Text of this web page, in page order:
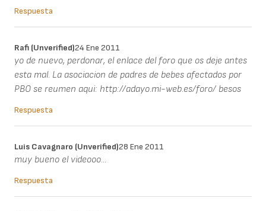
Respuesta
Rafi (unverified)24 Ene 2011
yo de nuevo, perdonar, el enlace del foro que os deje antes
esta mal. La asociacion de padres de bebes afectados por
PBO se reumen aqui: http://adayo.mi-web.es/foro/ besos
Respuesta
Luis Cavagnaro (unverified)28 Ene 2011
muy bueno el videooo...
Respuesta